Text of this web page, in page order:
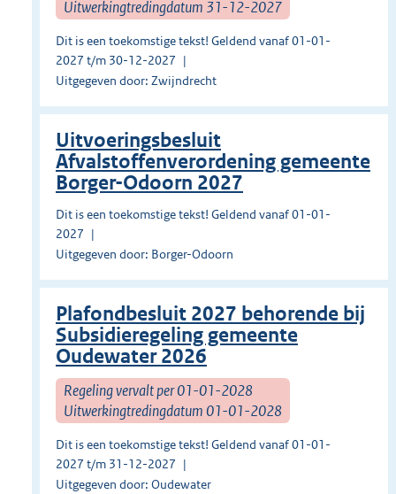
Uitwerkingtredingdatum 31-12-2027
Dit is een toekomstige tekst! Geldend vanaf 01-01-
2027 t/m 30-12-2027
Uitgegeven door: Zwijndrecht
Uitvoeringsbesluit
Afvalstoffenverordening gemeente
Borger-Odoorn 2027
Dit is een toekomstige tekst! Geldend vanaf 01-01-
2027
Uitgegeven door: Borger-Odoorn
Plafondbesluit 2027 behorende bij
Subsidieregeling gemeente
Oudewater 2026
Regeling vervalt per 01-01-2028
Uitwerkingtredingdatum 01-01-2028
Dit is een toekomstige tekst! Geldend vanaf 01-01-
2027 t/m 31-12-2027
Uitgegeven door: Oudewater